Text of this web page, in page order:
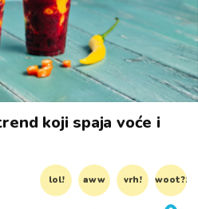
koji spaja voće i
lol! aww vrh! woot?!